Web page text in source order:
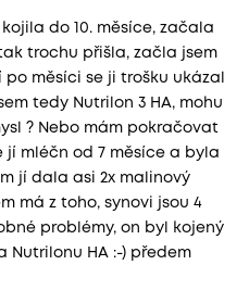
do 10. měsíce, začala
trochu přišla, začla jsem
měsíci se ji trošku ukázal
tedy Nutrilon 3 HA, mohu
? Nebo mám pokračovat
jí mléčn od 7 měsíce a byla
jí dala asi 2x malinový
má z toho, synovi jsou 4
problémy, on byl kojený
Nutrilonu HA :-) předem